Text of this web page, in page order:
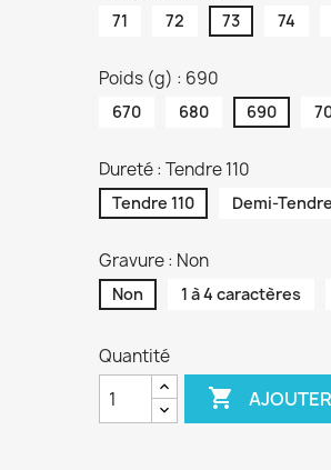
71 72 73 74
Poids (g) : 690
670 680 690
Dureté : Tendre 110
Tendre 110 Demi-
Gravure : Non
Non 1 à 4 caractères
Quantité
